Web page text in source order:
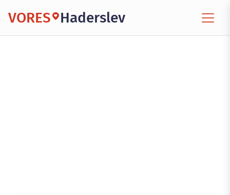
VORES Haderslev